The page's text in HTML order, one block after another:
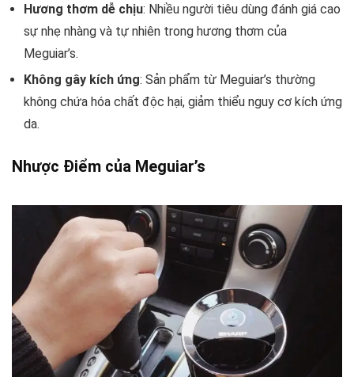
Hương thơm dễ chịu: Nhiều người tiêu dùng đánh giá cao
sự nhẹ nhàng và tự nhiên trong hương thơm của
Meguiar’s.
Không gây kích ứng: Sản phẩm từ Meguiar’s thường
không chứa hóa chất độc hại, giảm thiểu nguy cơ kích ứng
da.
Nhược Điểm của Meguiar’s